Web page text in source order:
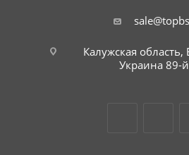
Калужская
Украина 89-